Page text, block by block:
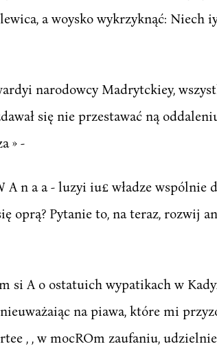
a woysko wykrzyknąć: Niech
narodowcy Madrytckiey,
się nie przestawać ną
» -
A n a a - luzyi iu£ władze
oprą? Pytanie to, na teraz, rozwij
si A o ostatuich wypatikach w
na piawa, które mi
, , w mocROm zaufaniu,